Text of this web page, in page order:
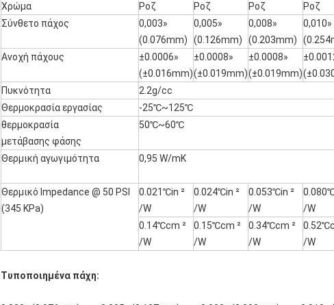
Χρώμα
Ροζ Ροζ Ροζ Ροζ
Σύνθετο πάχος
0,003»
(0.076mm)
0,005»
(0.126mm)
0,008»
(0.203mm)
0,010»
Ανοχή πάχους
±0.0006»
(±0.016mm)
±0.0008»
(±0.019mm)
±0.0008»
(±0.019mm)
Πυκνότητα
2.2g/cc
Θερμοκρασία εργασίας
-25℃~125℃
θερμοκρασία
μετάβασης φάσης
50℃~60℃
Θερμική αγωγιμότητα 0,95 W/mK
Θερμικό lmpedance @ 50 PSI
(345 KPa)
0.021℃in ²
/W
0.024℃in ²
/W
0.053℃in ²
/W
/W
0.14℃cm ²
/W
0.15℃cm ²
/W
0.34℃cm ²
/W
/W
Τυποποιημένα πάχη: